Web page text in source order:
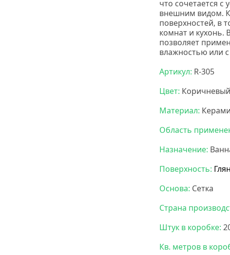
что сочетается
внешним видом.
поверхностей, в
комнат и кухонь.
позволяет
влажностью или
Артикул: R-305
Цвет:
Материал:
Область
Назначение:
Поверхность:
Основа: Сетка
Страна
Штук в коробке:
Кв. метров в